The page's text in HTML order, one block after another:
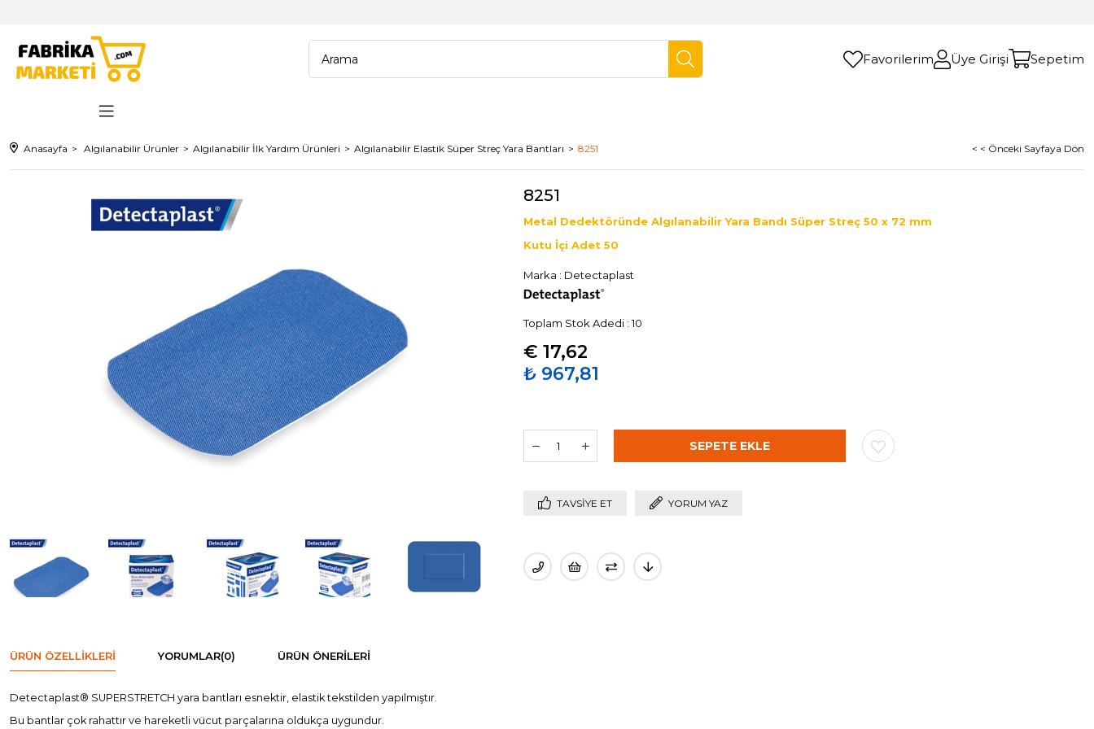
Favorilerim Üye Girişi Sepetim
Anasayfa Algılanabilir Ürünler Algılanabilir İlk Yardım Ürünleri Algılanabilir Elastik Süper Streç Yara Bantları 8251 < < Önceki Sayfaya Dön
8251
Metal Dedektöründe Algılanabilir Yara Bandı Süper Streç 50 x 72 mm
Kutu İçi Adet 50
Marka : Detectaplast
Toplam Stok Adedi : 10
€ 17,62
₺ 967,81
TAVSIYE ET YORUM YAZ
ÜRÜN ÖZELLIKLERI YORUMLAR(0) ÜRÜN ÖNERILERI
Detectaplast® SUPERSTRETCH yara bantları esnektir, elastik tekstilden yapılmıştır.
Bu bantlar çok rahattır ve hareketli vücut parçalarına oldukça uygundur.